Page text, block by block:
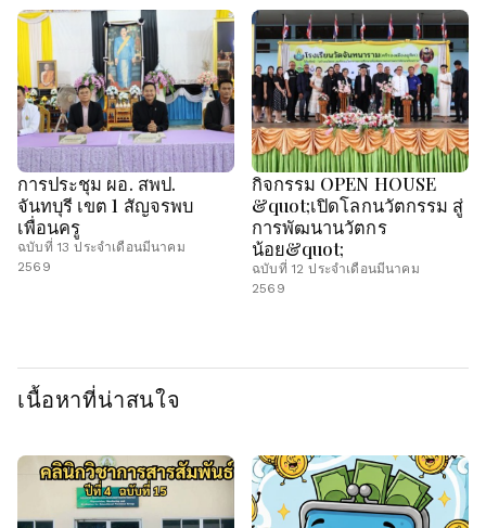
การประชุม ผอ. สพป.
จันทบุรี เขต 1 สัญจรพบ
เพื่อนครู
ฉบับที่ 13 ประจำเดือนมีนาคม
2569
กิจกรรม OPEN HOUSE
&quot;เปิดโลกนวัตกรรม สู่
การพัฒนานวัตกร
น้อย&quot;
ฉบับที่ 12 ประจำเดือนมีนาคม
2569
เนื้อหาที่น่าสนใจ